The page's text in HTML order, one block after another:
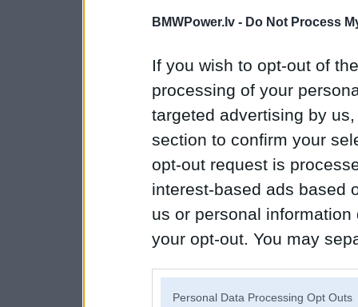
BMWPower.lv - Do Not Process
If you wish to opt-out of
processing of your
targeted advertising by
section to confirm your
opt-out request is
interest-based ads based
us or personal
your opt-out. You may
Personal Data Processing Opt Outs